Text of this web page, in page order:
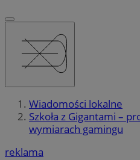
Wiadomości lokalne
Szkoła z Gigantami –
wymiarach gamingu
reklama